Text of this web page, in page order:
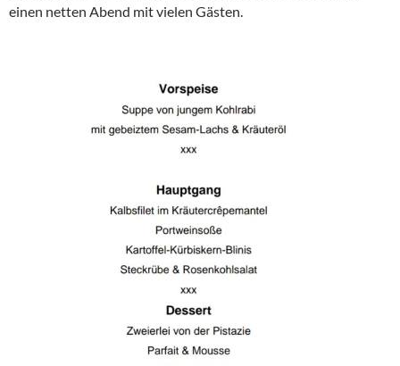
einen netten Abend mit vielen Gästen.